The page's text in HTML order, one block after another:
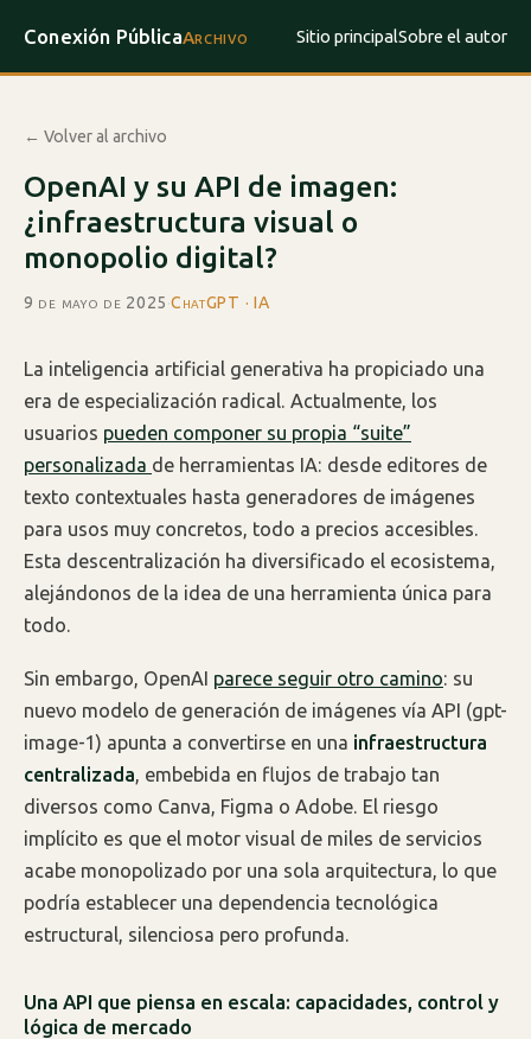
Conexión PúblicaArchivo Sitio principalSobre el autor
← Volver al archivo
OpenAI y su API de imagen:
¿infraestructura visual o
monopolio digital?
9 de mayo de 2025·ChatGPT · IA
La inteligencia artificial generativa ha propiciado una
era de especialización radical. Actualmente, los
usuarios pueden componer su propia “suite”
personalizada de herramientas IA: desde editores de
texto contextuales hasta generadores de imágenes
para usos muy concretos, todo a precios accesibles.
Esta descentralización ha diversificado el ecosistema,
alejándonos de la idea de una herramienta única para
todo.
Sin embargo, OpenAI parece seguir otro camino: su
nuevo modelo de generación de imágenes vía API (gpt-
image-1) apunta a convertirse en una infraestructura
centralizada, embebida en flujos de trabajo tan
diversos como Canva, Figma o Adobe. El riesgo
implícito es que el motor visual de miles de servicios
acabe monopolizado por una sola arquitectura, lo que
podría establecer una dependencia tecnológica
estructural, silenciosa pero profunda.
Una API que piensa en escala: capacidades, control y
lógica de mercado